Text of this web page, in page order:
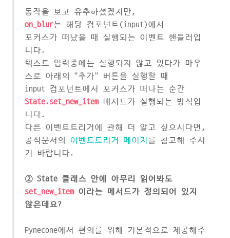
동작을 보고 유추하셨겠지만,
on_blur는 해당 컴포넌트(input)에서
포커스가 떠났을 때 실행되는 이벤트 핸들러입
니다.
텍스트 입력중에는 실행되지 않고 있다가 마우
스로 아래의 "추가" 버튼을 실행할 때
input 컴포넌트에서 포커스가 떠나는 순간
State.set_new_item메서드가 실행되는 방식입
니다.
다른 이벤트트리거에 관해 더 알고 싶으시다면,
공식문서의 이벤트트리거 페이지 를 참고해 주시
기 바랍니다.
② State 클래스 안에 아무리 읽어봐도
set_new_item이라는 메서드가 정의되어 있지
않은데요?
Pynecone에서 편의를 위해 기본적으로 제공해주